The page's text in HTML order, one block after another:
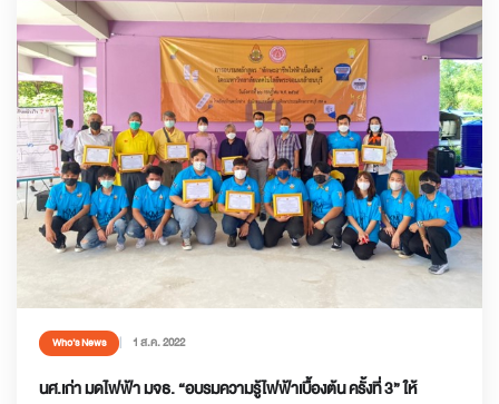
Who’s News 1 ส.ค. 2022
นศ.เก่า มดไฟฟ้า มจธ. “อบรมความรู้ไฟฟ้าเบื้องต้น ครั้งที่ 3” ให้